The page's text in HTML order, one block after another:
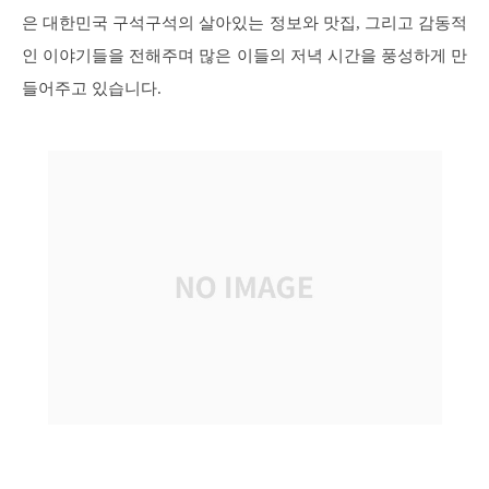
은 대한민국 구석구석의 살아있는 정보와 맛집, 그리고 감동적
인 이야기들을 전해주며 많은 이들의 저녁 시간을 풍성하게 만
들어주고 있습니다.